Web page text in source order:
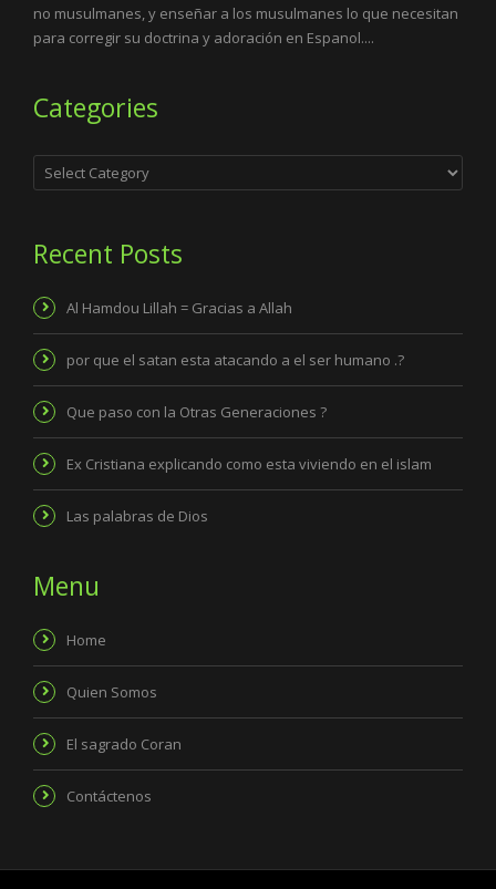
no musulmanes, y enseñar a los musulmanes lo que necesitan
para corregir su doctrina y adoración en Espanol....
Categories
Categories
Recent Posts
Al Hamdou Lillah = Gracias a Allah
por que el satan esta atacando a el ser humano .?
Que paso con la Otras Generaciones ?
Ex Cristiana explicando como esta viviendo en el islam
Las palabras de Dios
Menu
Home
Quien Somos
El sagrado Coran
Contáctenos